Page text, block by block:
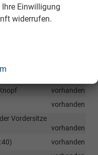
Ablagefach
vorhanden
vorhanden
vorhanden
Vordersitze
vorhanden
vorhanden
Einwilligung
widerrufen.